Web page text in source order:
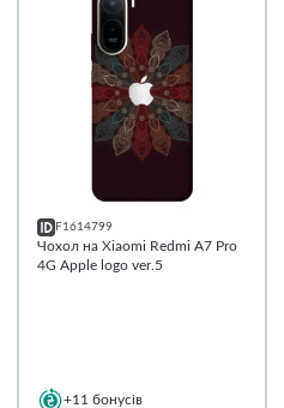
F1614799
Чохол на Xiaomi Redmi A7 Pro
4G Apple logo ver.5
+11 бонусів